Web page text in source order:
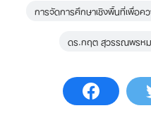
การจัดการศึกษาเชิงพื้นที่เพื่อค
ดร.กฤต สุวรรณพรหม